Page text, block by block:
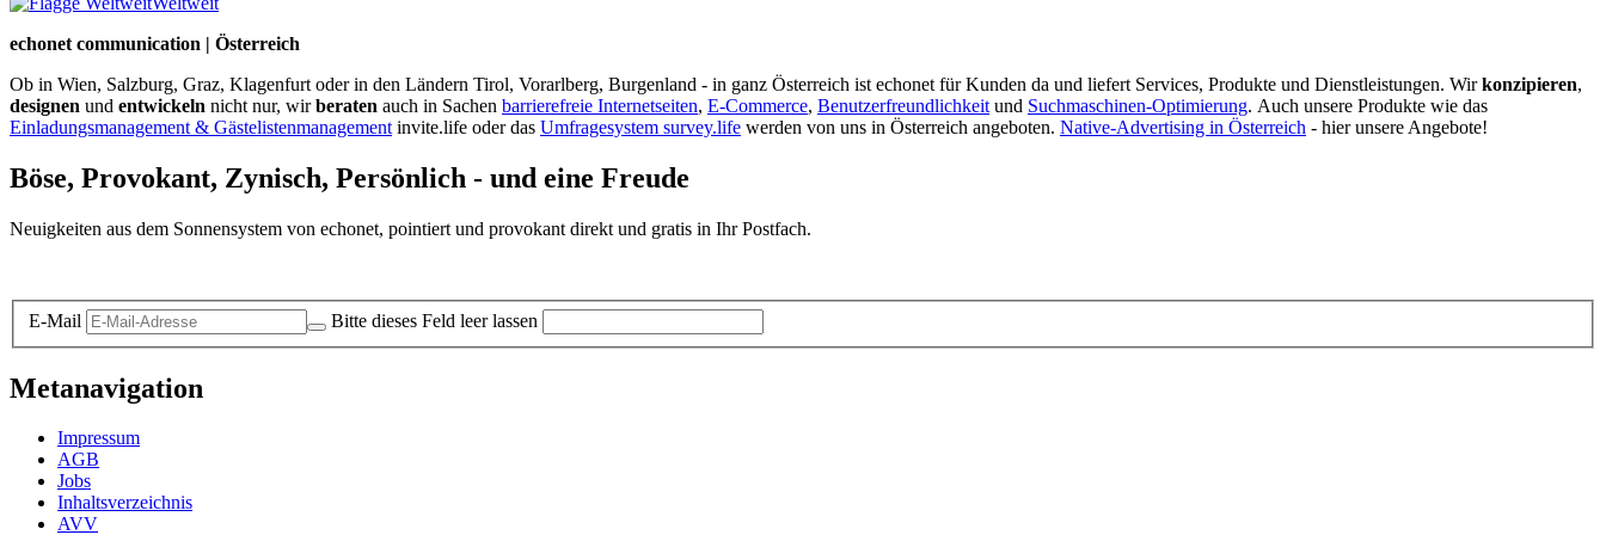
echonet communication | Österreich
Ob in Wien, Salzburg, Graz, Klagenfurt oder in den Ländern Tirol, Vorarlberg, Burgenland - in ganz Österreich ist echonet für Kunden da und liefert Services, Produkte und Dienstleistungen. Wirkonzipieren,
designen und entwickeln nicht nur, wirberaten auch in Sachen barrierefreie Internetseiten, E-Commerce, Benutzerfreundlichkeit und Suchmaschinen-Optimierung. Auch unsere Produkte wie das
Einladungsmanagement & Gästelistenmanagement invite.life oder das Umfragesystem survey.life werden von uns in Österreich angeboten. Native-Advertising in Österreich - hier unsere Angebote!
Böse, Provokant, Zynisch, Persönlich - und eine Freude
Neuigkeiten aus dem Sonnensystem von echonet, pointiert und provokant direkt und gratis in Ihr Postfach.
E-Mail Bitte dieses Feld leer lassen
Metanavigation
Impressum
AGB
Jobs
Inhaltsverzeichnis
AVV